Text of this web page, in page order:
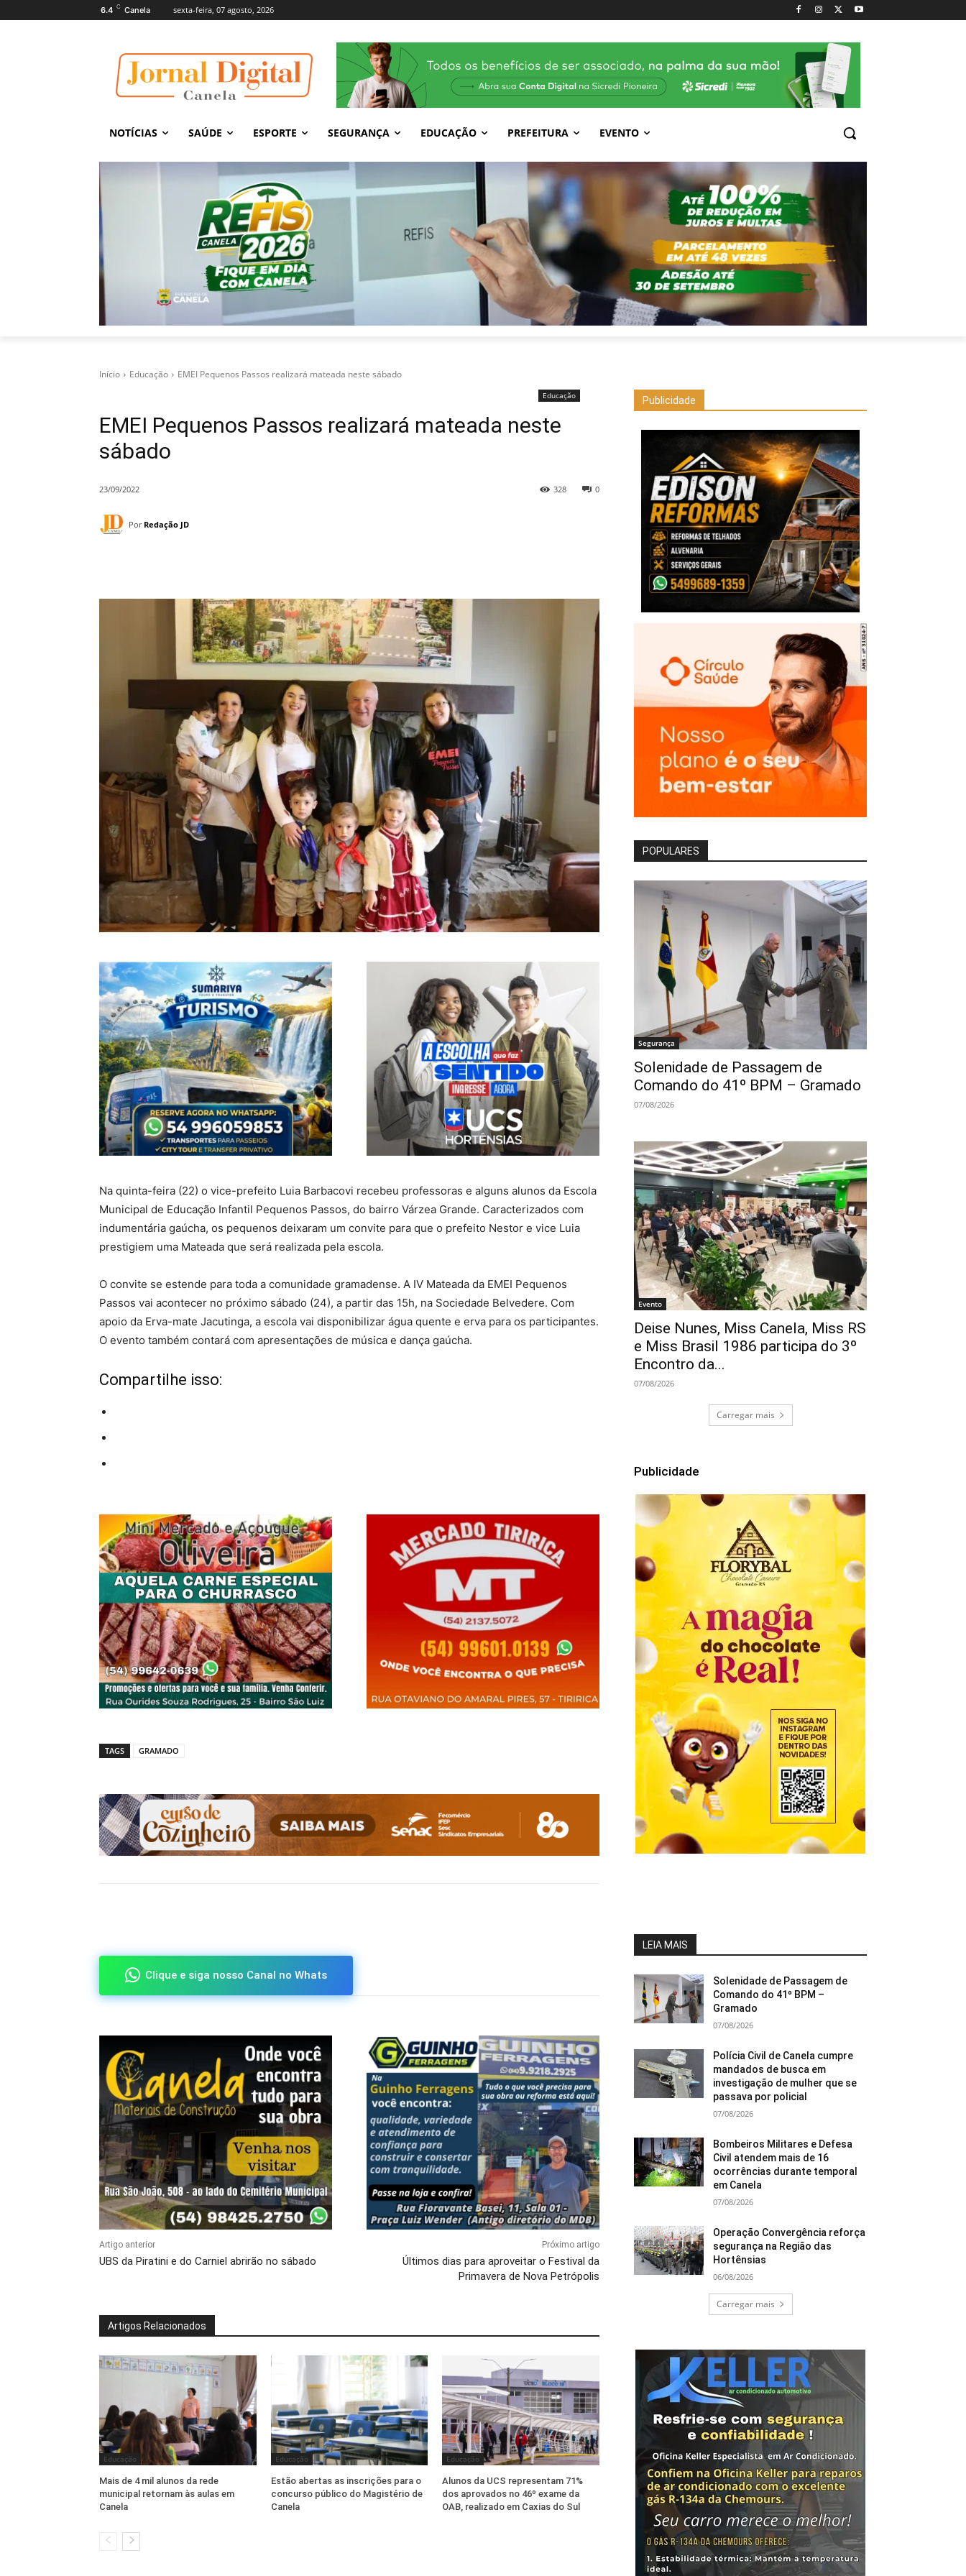
6.4 C Canela sexta-feira, 07 agosto, 2026
NOTÍCIAS SAÚDE ESPORTE SEGURANÇA EDUCAÇÃO PREFEITURA EVENTO
Início Educação EMEI Pequenos Passos realizará mateada neste sábado
Educação
EMEI Pequenos Passos realizará mateada neste
sábado
23/09/2022 0
328
Por Redação JD
Na quinta-feira (22) o vice-prefeito Luia Barbacovi recebeu professoras e alguns alunos da Escola
Municipal de Educação Infantil Pequenos Passos, do bairro Várzea Grande. Caracterizados com
indumentária gaúcha, os pequenos deixaram um convite para que o prefeito Nestor e vice Luia
prestigiem uma Mateada que será realizada pela escola.
O convite se estende para toda a comunidade gramadense. A IV Mateada da EMEI Pequenos
Passos vai acontecer no próximo sábado (24), a partir das 15h, na Sociedade Belvedere. Com
apoio da Erva-mate Jacutinga, a escola vai disponibilizar água quente e erva para os participantes.
O evento também contará com apresentações de música e dança gaúcha.
Compartilhe isso:
TAGS GRAMADO
Clique e siga nosso Canal no Whats
Artigo anterior
UBS da Piratini e do Carniel abrirão no sábado
Próximo artigo
Últimos dias para aproveitar o Festival da
Primavera de Nova Petrópolis
Artigos Relacionados
Educação
Mais de 4 mil alunos da rede
municipal retornam às aulas em
Canela
Educação
Estão abertas as inscrições para o
concurso público do Magistério de
Canela
Educação
Alunos da UCS representam 71%
dos aprovados no 46º exame da
OAB, realizado em Caxias do Sul
Publicidade
POPULARES
Segurança
Solenidade de Passagem de
Comando do 41º BPM – Gramado
07/08/2026
Evento
Deise Nunes, Miss Canela, Miss RS
e Miss Brasil 1986 participa do 3º
Encontro da...
07/08/2026
Carregar mais
Publicidade
LEIA MAIS
Solenidade de Passagem de
Comando do 41º BPM –
Gramado
07/08/2026
Polícia Civil de Canela cumpre
mandados de busca em
investigação de mulher que se
passava por policial
07/08/2026
Bombeiros Militares e Defesa
Civil atendem mais de 16
ocorrências durante temporal
em Canela
07/08/2026
Operação Convergência reforça
segurança na Região das
Hortênsias
06/08/2026
Carregar mais